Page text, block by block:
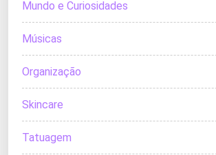
Mundo e Curiosidades
Músicas
Organização
Skincare
Tatuagem